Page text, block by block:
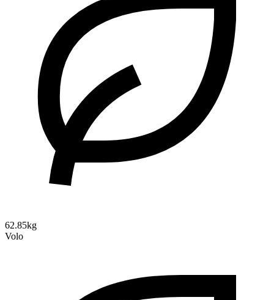
62.85kg
Volo